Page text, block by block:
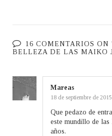
16 COMENTARIOS ON
BELLEZA DE LAS MAIKO
Mareas
18 de septiembre de
Que pedazo de
este mundillo de las
años.